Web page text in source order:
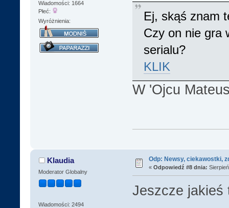
Wiadomości: 1664
Płeć:
Wyróżnienia:
Ej, skąś znam
Czy on nie gra
serialu?
KLIK
W 'Ojcu
Klaudia
Moderator Globalny
Wiadomości: 2494
Odp: Newsy, ciekawostki,
«Odpowiedź #8 dnia:
Jeszcze jakieś